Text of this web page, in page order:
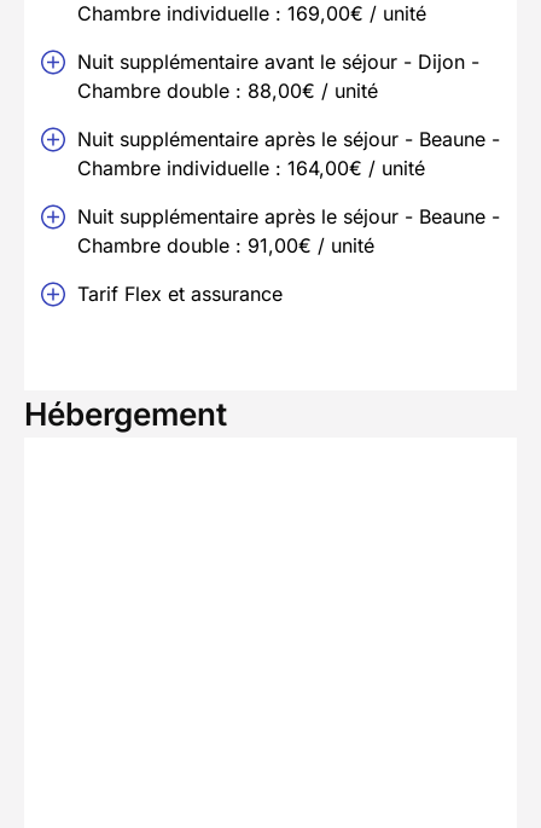
Chambre individuelle : 169,00€ / unité
Nuit supplémentaire avant le séjour - Dijon -
Chambre double : 88,00€ / unité
Nuit supplémentaire après le séjour - Beaune -
Chambre individuelle : 164,00€ / unité
Nuit supplémentaire après le séjour - Beaune -
Chambre double : 91,00€ / unité
Tarif Flex et assurance
Hébergement